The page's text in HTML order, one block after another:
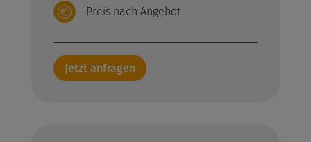
Preis nach Angebot
Jetzt anfragen